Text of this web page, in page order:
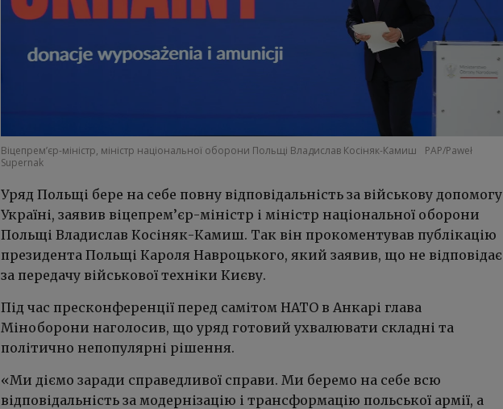
Віцепрем’єр-міністр, міністр національної оборони Польщі Владислав Косіняк-Камиш
PAP/Paweł
Supernak
Уряд Польщі бере на себе повну відповідальність за військову допомогу
Україні, заявив віцепрем’єр-міністр і міністр національної оборони
Польщі Владислав Косіняк-Камиш. Так він прокоментував публікацію
президента Польщі Кароля Навроцького, який заявив, що не відповідає
за передачу військової техніки Києву.
Під час пресконференції перед самітом НАТО в Анкарі глава
Міноборони наголосив, що уряд готовий ухвалювати складні та
політично непопулярні рішення.
«Ми діємо заради справедливої справи. Ми беремо на себе всю
відповідальність за модернізацію і трансформацію польської армії, а